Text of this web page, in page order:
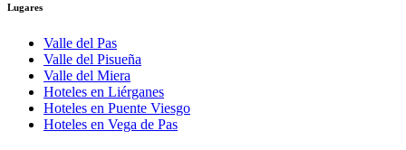
Lugares
Valle del Pas
Valle del Pisueña
Valle del Miera
Hoteles en Liérganes
Hoteles en Puente Viesgo
Hoteles en Vega de Pas